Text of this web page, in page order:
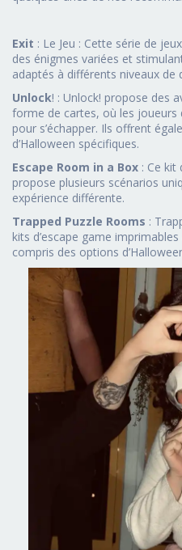
Exit : Le Jeu : Cette série de
des énigmes variées et
adaptés à différents niveaux de
Unlock! : Unlock! propose des
forme de cartes, où les joueurs
pour s’échapper. Ils offrent
d’Halloween spécifiques.
Escape Room in a Box : Ce kit
propose plusieurs scénarios
expérience différente.
Trapped Puzzle Rooms :
kits d’escape game
compris des options